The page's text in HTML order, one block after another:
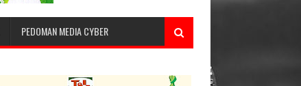
PEDOMAN MEDIA CYBER